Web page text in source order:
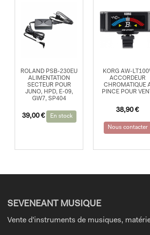
ROLAND PSB-230EU
ALIMENTATION
SECTEUR POUR
JUNO, HPD, E-09,
GW7, SP404
39,00 € En stock
KORG AW-
ACCORDEUR
CHROMATIQUE
PINCE POUR VENT
38,90€
Nous contacter
SEVENEANT MUSIQUE
Vente d'instruments de musiques,